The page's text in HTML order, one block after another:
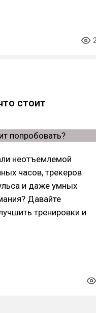
стоит
неотъемлемой
часов, трекеров
и даже умных
Давайте
тренировки и